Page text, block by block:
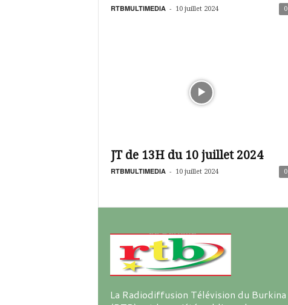
RTBMULTIMEDIA - 10 juillet 2024 0
JT de 13H du 10 juillet 2024
RTBMULTIMEDIA - 10 juillet 2024 0
La Radiodiffusion Télévision du Burkina